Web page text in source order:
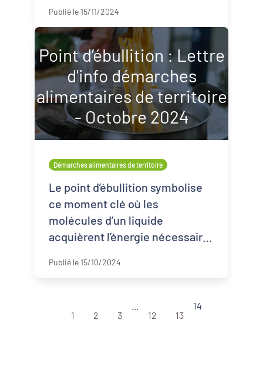
Publié le 15/11/2024
Point d’ébullition : Lettre
d'info démarches
alimentaires de territoire
- Octobre 2024
Démarches alimentaires de territoire
Le point d’ébullition symbolise
ce moment clé où les
molécules d’un liquide
acquièrent l’énergie nécessaire
libérer. De la même manière,
Publié le 15/10/2024
1 2 3
12
13
14